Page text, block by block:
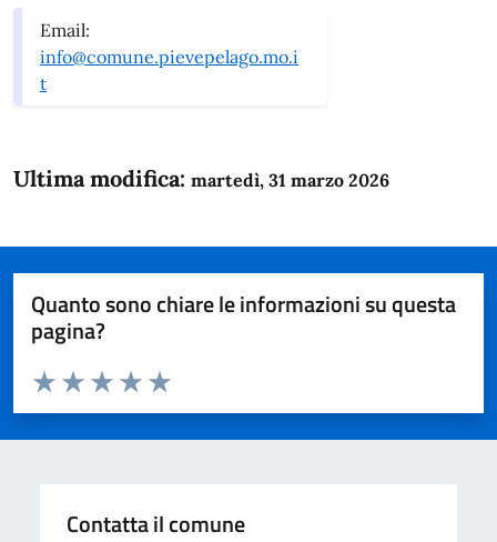
Email:
info@comune.pievepelago.mo.i
t
Ultima modifica: martedì, 31 marzo 2026
Quanto sono chiare le informazioni su questa
pagina?
Domanda
Valuta da 1 a 5 stelle la pagina
Valuta 5 stelle su 5
Valuta 4 stelle su 5
Valuta 3 stelle su 5
Valuta 2 stelle su 5
Valuta 1 stelle su 5
Contatta il comune